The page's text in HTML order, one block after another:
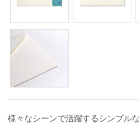
様々なシーンで活躍するシンプル